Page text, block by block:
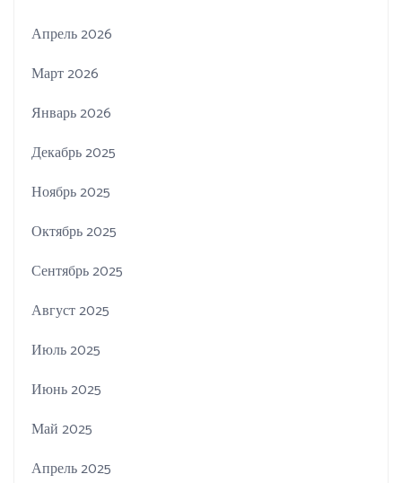
Апрель 2026
Март 2026
Январь 2026
Декабрь 2025
Ноябрь 2025
Октябрь 2025
Сентябрь 2025
Август 2025
Июль 2025
Июнь 2025
Май 2025
Апрель 2025